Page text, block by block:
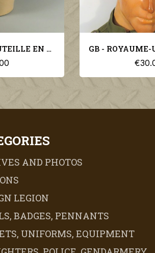
CRUCHE OU BOUTEILLE EN GRES TYPE S.R.D. ANGLAISE MILITARIA WW1 WW2
€30.00
AND PHOTOS
LEGION
BADGES, PENNANTS
UNIFORMS, EQUIPMENT